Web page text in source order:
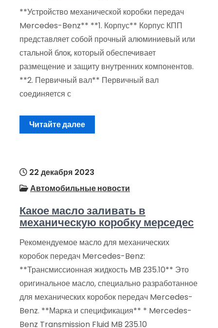
**Устройство механической коробки передач
Mercedes-Benz** **1. Корпус** Корпус КПП
представляет собой прочный алюминиевый или
стальной блок, который обеспечивает
размещение и защиту внутренних компонентов.
**2. Первичный вал** Первичный вал
соединяется с
Читайте далее
22 декабря 2023
Автомобильные новости
Какое масло заливать в
механическую коробку мерседес
Рекомендуемое масло для механических
коробок передач Mercedes-Benz:
**Трансмиссионная жидкость MB 235.10** Это
оригинальное масло, специально разработанное
для механических коробок передач Mercedes-
Benz. **Марка и спецификация** * Mercedes-
Benz Transmission Fluid MB 235.10